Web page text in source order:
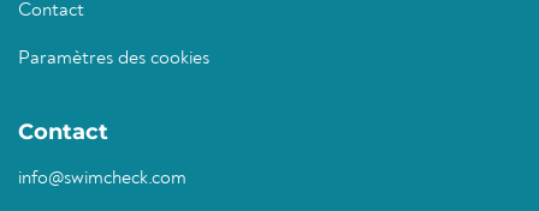
Contact
Paramètres des cookies
Contact
info@swimcheck.com